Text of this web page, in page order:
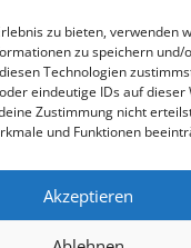
zu bieten, verwenden
zu speichern und/
Technologien
eindeutige IDs auf dieser
Zustimmung nicht
und Funktionen
Akzeptieren
Heilpraktiker
13, 45968
Telefon: 02043 5034020
info@torsten-
Osteopathie für:
Sportler
Erwachsene
Senioren